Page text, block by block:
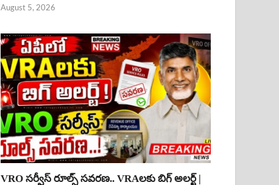
August 5, 2026
VRO సర్వీస్ రూల్స్ సవరణ.. VRAలకు బిగ్ అలర్ట్ |